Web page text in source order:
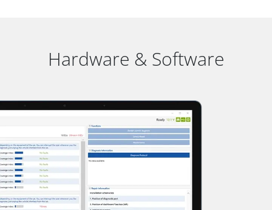
Hardware & Software